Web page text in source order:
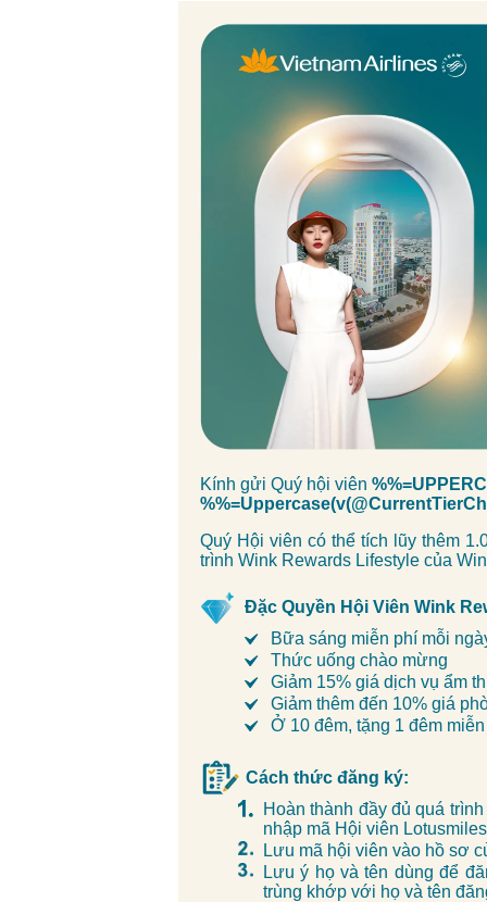
Kính gửi Quý hội viên
Quý Hội viên có thể tích lũy thêm
trình Wink Rewards Lifestyle của
Đặc Quyền Hội Viên Wink
Bữa sáng miễn phí mỗi
Thức uống chào mừng
Giảm 15% giá dịch vụ ẩm
Giảm thêm đến 10% giá
Ở 10 đêm, tặng 1 đêm
Cách thức đăng ký:
Hoàn thành đầy đủ quá
nhập mã Hội viên
Lưu mã hội viên vào hồ sơ
Lưu ý họ và tên dùng để
trùng khớp với họ và tên